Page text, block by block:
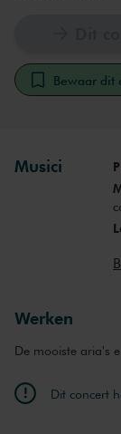
Bewaar dit
Musici
Werken
De mooiste aria's
Dit concert